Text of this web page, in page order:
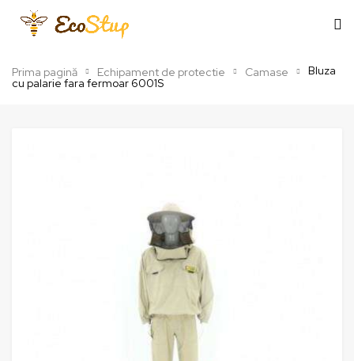
Prima pagină Echipament de protectie Camase
Bluza
cu palarie fara fermoar 6001S